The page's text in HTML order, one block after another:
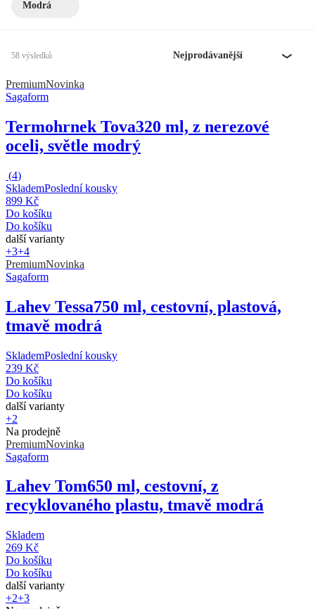
Modrá
58 výsledků Nejprodávanější
PremiumNovinka
Sagaform
Termohrnek Tova320 ml, z nerezové
oceli, světle modrý
(4)
SklademPoslední kousky
899 Kč
Do košíku
Do košíku
další varianty
+3+4
PremiumNovinka
Sagaform
Lahev Tessa750 ml, cestovní, plastová,
tmavě modrá
SklademPoslední kousky
239 Kč
Do košíku
Do košíku
další varianty
+2
Na prodejně
PremiumNovinka
Sagaform
Lahev Tom650 ml, cestovní, z
recyklovaného plastu, tmavě modrá
Skladem
269 Kč
Do košíku
Do košíku
další varianty
+2+3